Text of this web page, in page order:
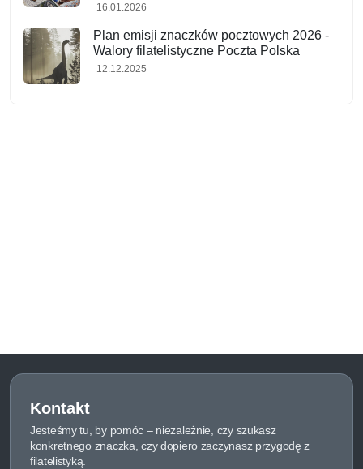
16.01.2026
Plan emisji znaczków pocztowych 2026 -
Walory filatelistyczne Poczta Polska
12.12.2025
Kontakt
Jesteśmy tu, by pomóc – niezależnie, czy szukasz
konkretnego znaczka, czy dopiero zaczynasz przygodę z
filatelistyką.